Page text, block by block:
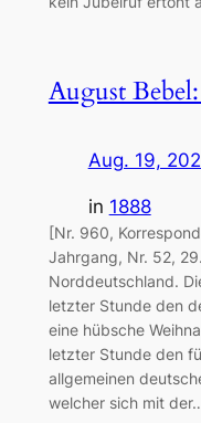
August
Aug. 19,
in 1888
[Nr. 960,
Jahrgang, Nr. 52,
Norddeutschland.
letzter Stunde den
eine hübsche
letzter Stunde den
allgemeinen
welcher sich mit